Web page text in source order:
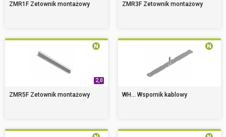
ZMR1F Zetownik montażowy ZMR3F Zetownik montażowy
2,0
ZMR5F Zetownik montażowy WH... Wspornik kablowy